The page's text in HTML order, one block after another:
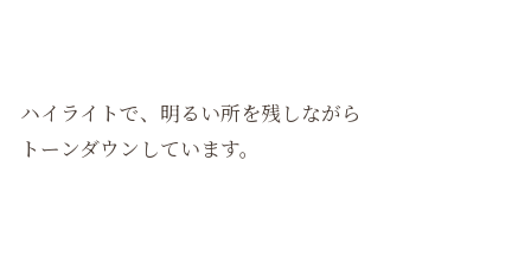
ハイライトで、明るい所を残しながら
トーンダウンしています。